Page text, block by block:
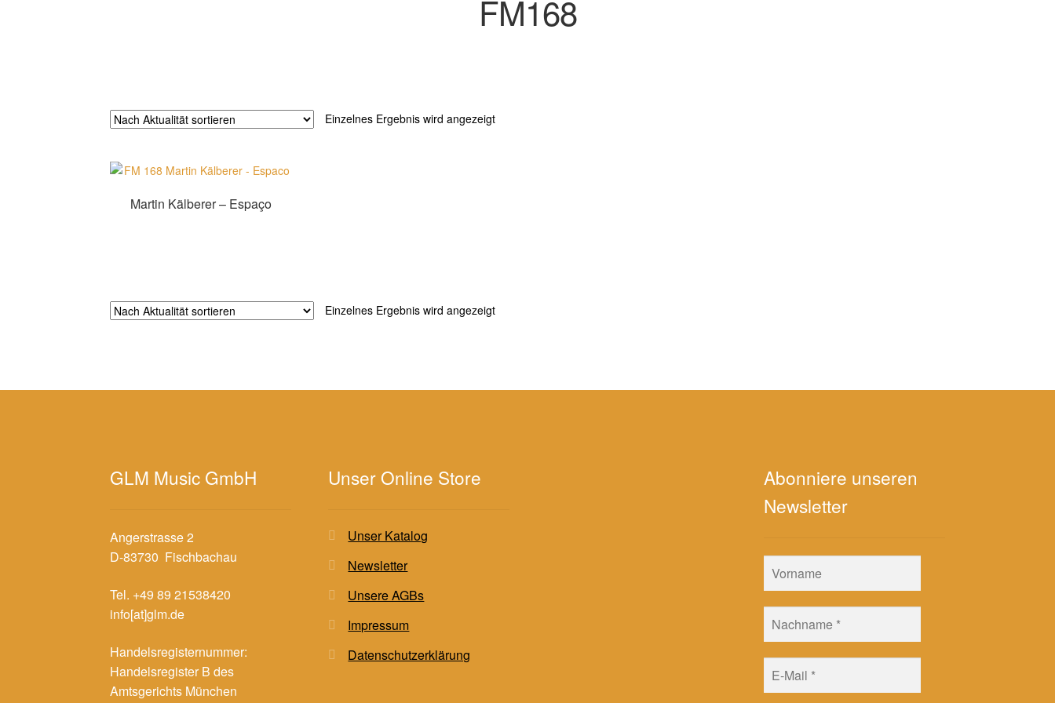
FM168
Einzelnes Ergebnis wird angezeigt
Martin Kälberer – Espaço
Einzelnes Ergebnis wird angezeigt
GLM Music GmbH
Angerstrasse 2
D-83730 Fischbachau
Tel. +49 89 21538420
info[at]glm.de
Handelsregisternummer:
Handelsregister B des
Amtsgerichts München
Unser Online Store
Unser Katalog
Newsletter
Unsere AGBs
Impressum
Datenschutzerklärung
Abonniere unseren
Newsletter